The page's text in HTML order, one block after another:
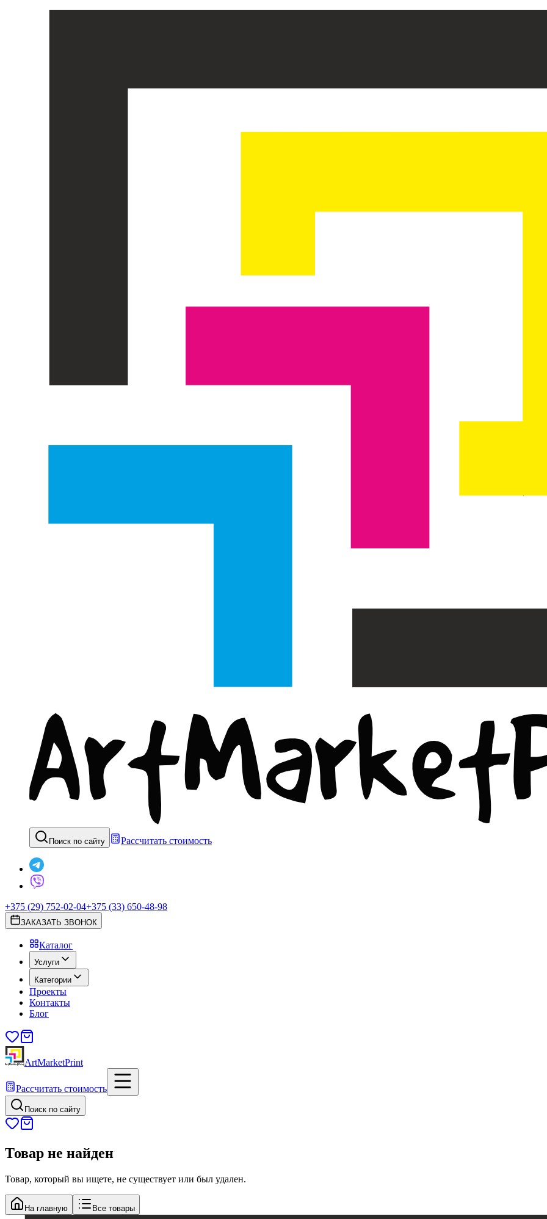
Поиск по сайту Рассчитать стоимость
+375 (29) 752-02-04+375 (33) 650-48-98
ЗАКАЗАТЬ ЗВОНОК
Каталог
Услуги
Категории
Проекты
Контакты
Блог
ArtMarketPrint
Рассчитать стоимость
Поиск по сайту
Товар не найден
Товар, который вы ищете, не существует или был удален.
На главную Все товары